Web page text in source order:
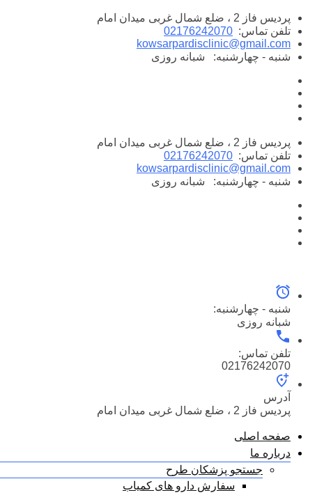
پرش
محتوا
پردیس فاز 2 ، ضلع شمال غربی میدان امام
تلفن تماس: 02176242070
kowsarpardisclinic@gmail.com
شنبه - چهارشنبه:
شبانه روزی
پردیس فاز 2 ، ضلع شمال غربی میدان امام
تلفن تماس: 02176242070
kowsarpardisclinic@gmail.com
شنبه - چهارشنبه:
شبانه روزی
شنبه - چهارشنبه:
شبانه روزی
تلفن تماس:
02176242070
آدرس
پردیس فاز 2 ، ضلع شمال غربی میدان امام
صفحه اصلی
درباره ما
جستجو پزشکان طرح
سفارش دارو های کمیاب